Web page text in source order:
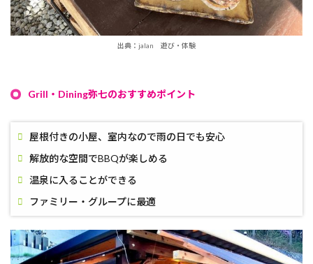
出典：jalan 遊び・体験
Grill・Dining弥七のおすすめポイント
屋根付きの小屋、室内なので雨の日でも安心
解放的な空間でBBQが楽しめる
温泉に入ることができる
ファミリー・グループに最適